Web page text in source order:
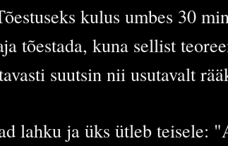
kulus umbes 30
tõestada, kuna sellist
suutsin nii usutavalt
lahku ja üks ütleb teisele: